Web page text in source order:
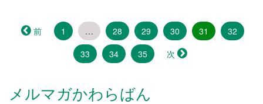
前 1 … 28 29 30 31 （こ
の
32
33
34 35 次
メルマガかわらばん